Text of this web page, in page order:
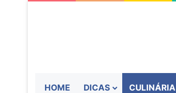
HOME DICAS CULINÁRIA